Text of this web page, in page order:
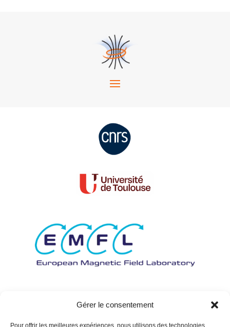
Gérer le consentement
Pour offrir les meilleures expériences, nous utilisons des technologies